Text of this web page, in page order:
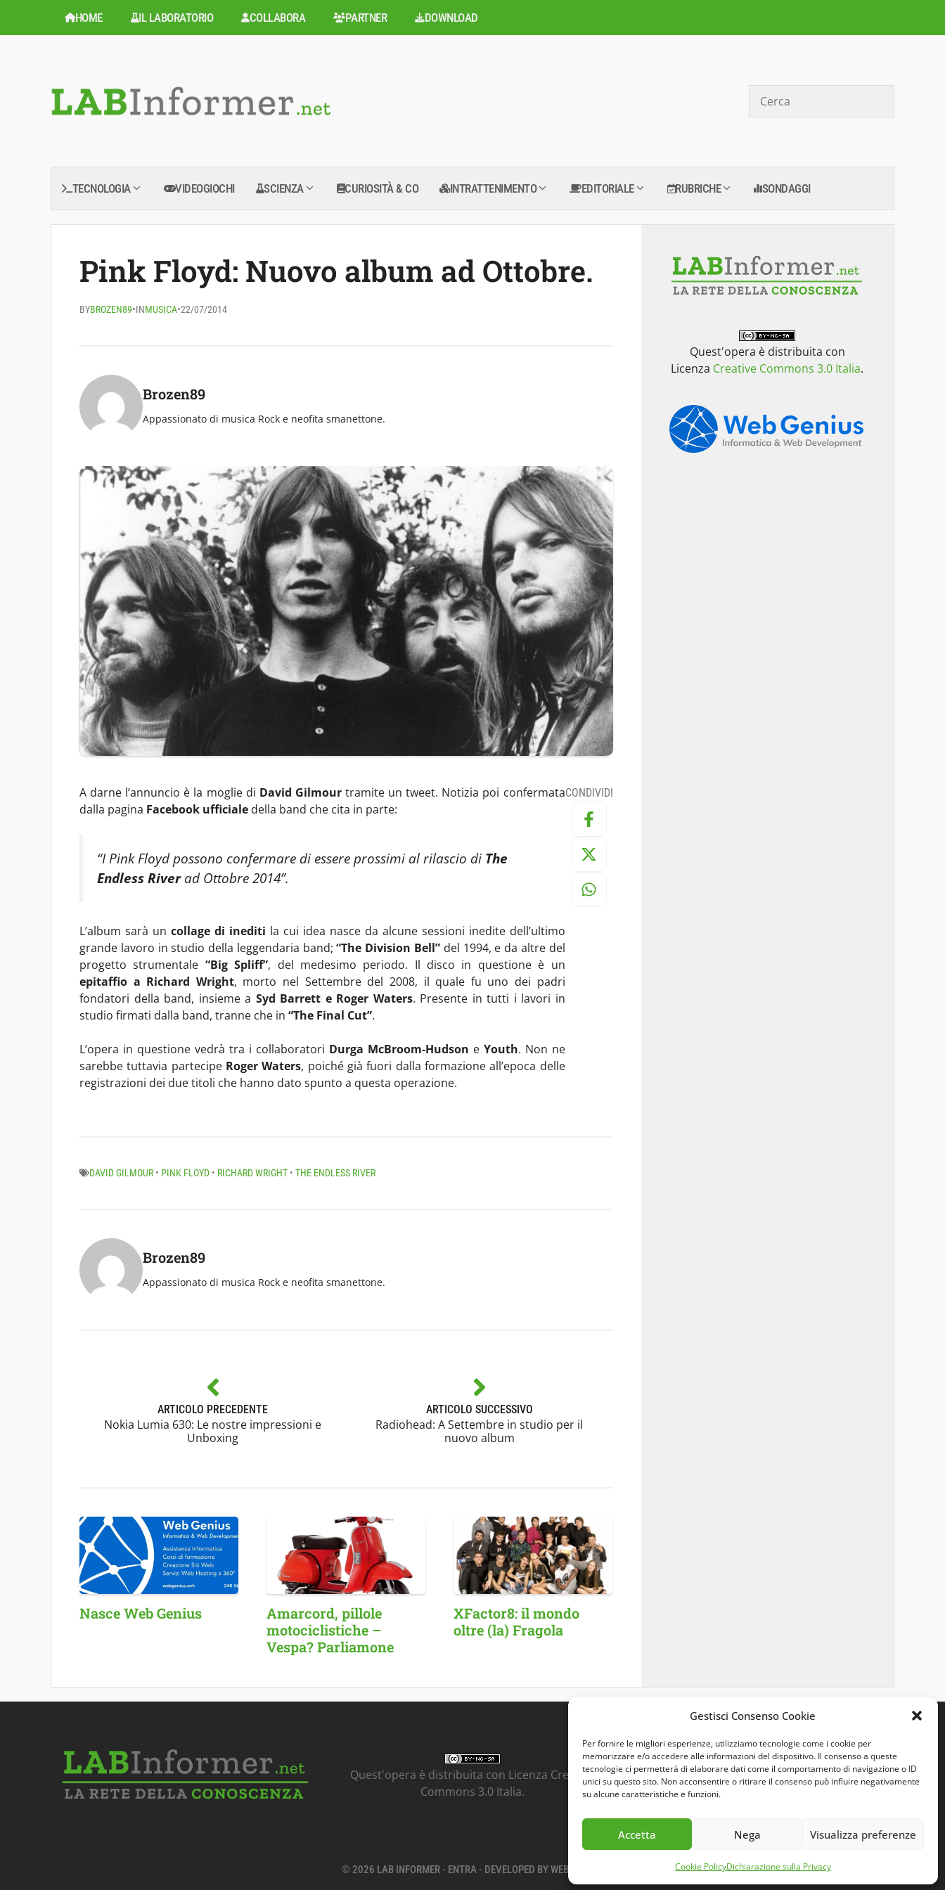
Gestisci Consenso Cookie
Per fornire le migliori esperienze, utilizziamo tecnologie come i cookie per
memorizzare e/o accedere alle informazioni del dispositivo. Il consenso a queste
tecnologie ci permetterà di elaborare dati come il comportamento di navigazione o ID
unici su questo sito. Non acconsentire o ritirare il consenso può influire negativamente
su alcune caratteristiche e funzioni.
Accetta Nega Visualizza preferenze
Cookie PolicyDichiarazione sulla Privacy
HOME IL LABORATORIO COLLABORA PARTNER DOWNLOAD
TECNOLOGIA VIDEOGIOCHI SCIENZA CURIOSITÀ & CO INTRATTENIMENTO EDITORIALE RUBRICHE SONDAGGI
Pink Floyd: Nuovo album ad Ottobre.
BYBROZEN89•INMUSICA•22/07/2014
Brozen89
Appassionato di musica Rock e neofita smanettone.
A darne l’annuncio è la moglie di David Gilmourtramite un tweet. Notizia poi confermata
dalla pagina Facebook ufficiale della band che cita in parte:
“I Pink Floyd possono confermare di essere prossimi al rilascio di The
Endless Riverad Ottobre 2014”.
L’album sarà un collage di inediti la cui idea nasce da alcune sessioni inedite dell’ultimo
grande lavoro in studio della leggendaria band;“The Division Bell”del 1994, e da altre del
progetto strumentale “Big Spliff”, del medesimo periodo. Il disco in questione è un
epitaffio a Richard Wright, morto nel Settembre del 2008, il quale fu uno dei padri
fondatori della band, insieme a Syd Barrett e Roger Waters. Presente in tutti i lavori in
studio firmati dalla band, tranne che in “The Final Cut”.
L’opera in questione vedrà tra i collaboratori Durga McBroom-Hudson e Youth. Non ne
sarebbe tuttavia partecipe Roger Waters, poiché già fuori dalla formazione all’epoca delle
registrazioni dei due titoli che hanno dato spunto a questa operazione.
CONDIVIDI
DAVID GILMOUR • PINK FLOYD • RICHARD WRIGHT • THE ENDLESS RIVER
Brozen89
Appassionato di musica Rock e neofita smanettone.
ARTICOLO PRECEDENTE
Nokia Lumia 630: Le nostre impressioni e
Unboxing
ARTICOLO SUCCESSIVO
Radiohead: A Settembre in studio per il
nuovo album
Nasce Web Genius
Amarcord, pillole
motociclistiche –
Vespa? Parliamone
XFactor8: il mondo
oltre (la) Fragola
Quest'opera è distribuita con
Licenza Creative Commons 3.0 Italia.
Quest'opera è distribuita con Licenza Creative
Commons 3.0 Italia.
© 2026 LAB INFORMER - ENTRA- DEVELOPED BYWEB GENIUS